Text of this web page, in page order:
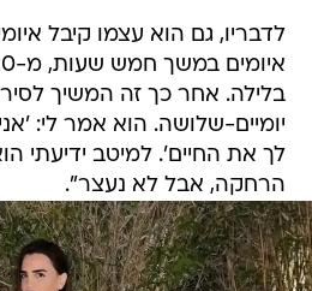
לדבריו, גם הוא עצמו קיבל
בלילה. אחר כך זה המשיך
יומיים-שלושה. הוא אמר לי:
לך את החיים'. למיטב ידיעתי
הרחקה, אבל לא נעצר".